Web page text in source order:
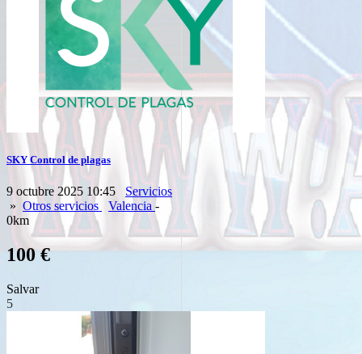
SKY Control de plagas
9 octubre 2025 10:45
Servicios
» Otros servicios Valencia -
0km
100 €
Salvar
5